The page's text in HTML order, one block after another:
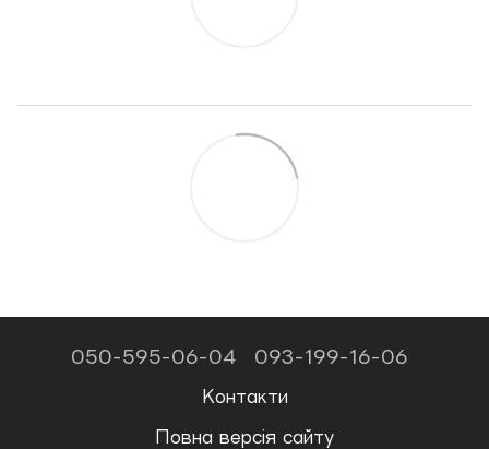
050-595-06-04 093-199-16-06
Контакти
Повна версія сайту